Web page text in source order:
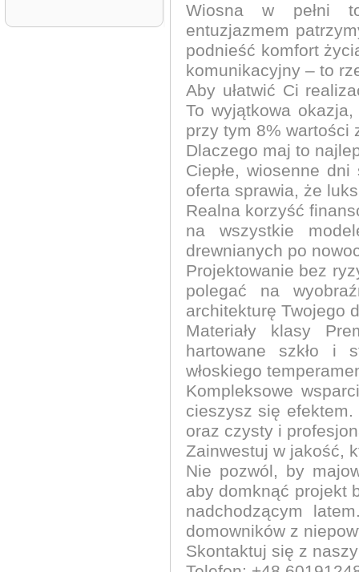
Wiosna w pełni
entuzjazmem
podnieść komfort
komunikacyjny – to
Aby ułatwić Ci
To wyjątkowa
przy tym 8% wartości
Dlaczego maj to
Ciepłe, wiosenne
oferta sprawia, że
Realna korzyść
na wszystkie
drewnianych po
Projektowanie bez
polegać na
architekturę Twojego
Materiały klasy
hartowane szkło i
włoskiego
Kompleksowe
cieszysz się efektem.
oraz czysty i
Zainwestuj w jakość,
Nie pozwól, by
aby domknąć projekt
nadchodzącym
domowników z
Skontaktuj się z